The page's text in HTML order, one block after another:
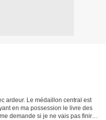
ardeur. Le médaillon central est
en ma possession le livre des
demande si je ne vais pas finir